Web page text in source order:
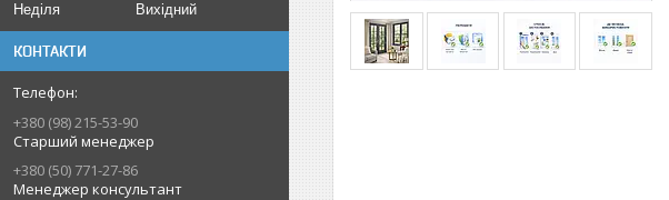
Неділя
Вихідний
КОНТАКТИ
+380 (98) 215-53-90
Старший менеджер
+380 (50) 771-27-86
Менеджер консультант